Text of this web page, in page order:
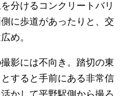
分けるコンクリートバリ
に歩道があったりと、交
め。
影には不向き。踏切の東
すると手前にある非常信
かして平野駅側から撮ろ